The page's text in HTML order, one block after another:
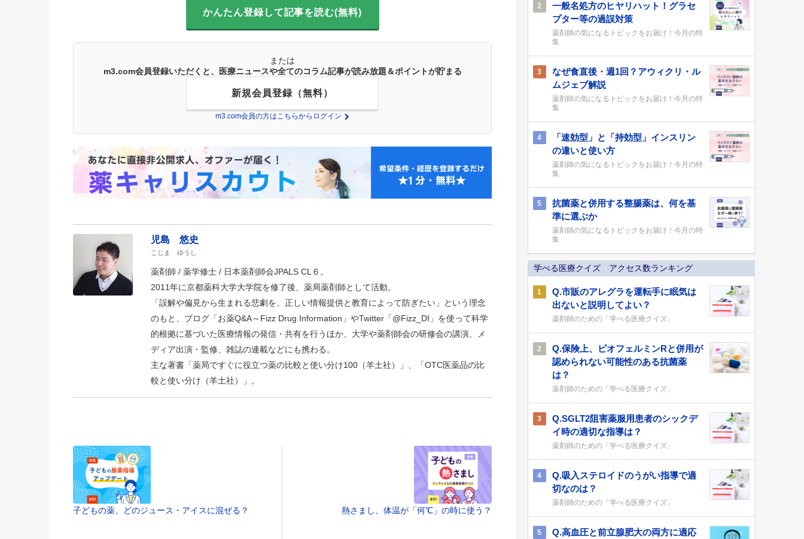
かんたん登録して記事を読む(無料)
または
m3.com会員登録いただくと、医療ニュースや全てのコラム記事が読み放題＆ポイントが貯まる
新規会員登録（無料）
m3.com会員の方はこちらからログイン
児島 悠史
こじま ゆうし
薬剤師 / 薬学修士 / 日本薬剤師会JPALS CL６。
2011年に京都薬科大学大学院を修了後、薬局薬剤師として活動。
「誤解や偏見から生まれる悲劇を、正しい情報提供と教育によって防ぎたい」という理念
のもと、ブログ「お薬Q&A～Fizz Drug Information」やTwitter「@Fizz_DI」を使って科学
的根拠に基づいた医療情報の発信・共有を行うほか、大学や薬剤師会の研修会の講演、メ
ディア出演・監修、雑誌の連載などにも携わる。
主な著書「薬局ですぐに役立つ薬の比較と使い分け100（羊土社）」、「OTC医薬品の比
較と使い分け（羊土社）」。
子どもの薬、どのジュース・アイスに混ぜる？ 熱さまし、体温が「何℃」の時に使う？
2
一般名処方のヒヤリハット！グラセ
プター等の過誤対策
薬剤師の気になるトピックをお届け！今月の特
集
3
なぜ食直後・週1回？アウィクリ・ル
ムジェブ解説
薬剤師の気になるトピックをお届け！今月の特
集
4
「速効型」と「持効型」インスリン
の違いと使い方
薬剤師の気になるトピックをお届け！今月の特
集
5
抗菌薬と併用する整腸薬は、何を基
準に選ぶか
薬剤師の気になるトピックをお届け！今月の特
集
学べる医療クイズ アクセス数ランキング
1
Q.市販のアレグラを運転手に眠気は
出ないと説明してよい？
薬剤師のための「学べる医療クイズ」
2
Q.保険上、ビオフェルミンRと併用が
認められない可能性のある抗菌薬
は？
薬剤師のための「学べる医療クイズ」
3
Q.SGLT2阻害薬服用患者のシックデ
イ時の適切な指導は？
薬剤師のための「学べる医療クイズ」
4
Q.吸入ステロイドのうがい指導で適
切なのは？
薬剤師のための「学べる医療クイズ」
5
Q.高血圧と前立腺肥大の両方に適応